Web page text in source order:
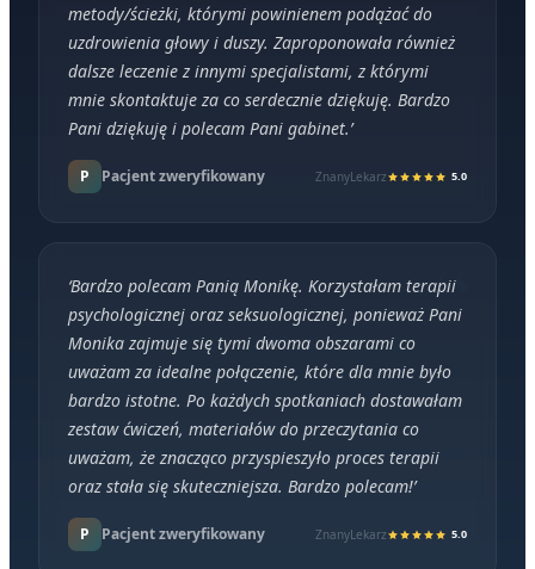
metody/ścieżki, którymi powinienem podążać do
uzdrowienia głowy i duszy. Zaproponowała również
dalsze leczenie z innymi specjalistami, z którymi
mnie skontaktuje za co serdecznie dziękuję. Bardzo
Pani dziękuję i polecam Pani gabinet.’
P Pacjent zweryfikowany ZnanyLekarz 5.0
‘Bardzo polecam Panią Monikę. Korzystałam terapii
psychologicznej oraz seksuologicznej, ponieważ Pani
Monika zajmuje się tymi dwoma obszarami co
uważam za idealne połączenie, które dla mnie było
bardzo istotne. Po każdych spotkaniach dostawałam
zestaw ćwiczeń, materiałów do przeczytania co
uważam, że znacząco przyspieszyło proces terapii
oraz stała się skuteczniejsza. Bardzo polecam!’
P Pacjent zweryfikowany ZnanyLekarz 5.0